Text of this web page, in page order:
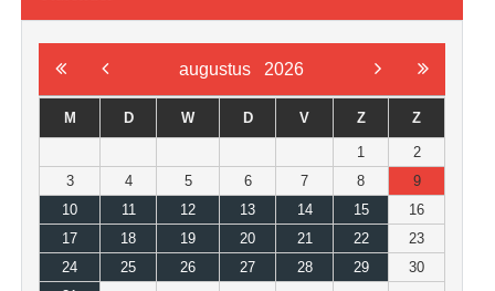
augustus 2026
M D W D V Z Z
1
2
3
4 5 6 7 8
9
10
11 12 13 14 15
16
17
18 19 20 21 22
23
24
25 26 27 28 29
30